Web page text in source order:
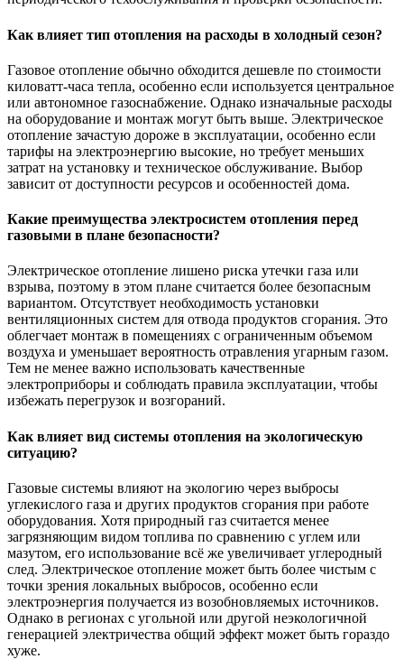
Как влияет тип отопления на расходы в холодный сезон?
Газовое отопление обычно обходится дешевле по стоимости
киловатт-часа тепла, особенно если используется центральное
или автономное газоснабжение. Однако изначальные расходы
на оборудование и монтаж могут быть выше. Электрическое
отопление зачастую дороже в эксплуатации, особенно если
тарифы на электроэнергию высокие, но требует меньших
затрат на установку и техническое обслуживание. Выбор
зависит от доступности ресурсов и особенностей дома.
Какие преимущества электросистем отопления перед
газовыми в плане безопасности?
Электрическое отопление лишено риска утечки газа или
взрыва, поэтому в этом плане считается более безопасным
вариантом. Отсутствует необходимость установки
вентиляционных систем для отвода продуктов сгорания. Это
облегчает монтаж в помещениях с ограниченным объемом
воздуха и уменьшает вероятность отравления угарным газом.
Тем не менее важно использовать качественные
электроприборы и соблюдать правила эксплуатации, чтобы
избежать перегрузок и возгораний.
Как влияет вид системы отопления на экологическую
ситуацию?
Газовые системы влияют на экологию через выбросы
углекислого газа и других продуктов сгорания при работе
оборудования. Хотя природный газ считается менее
загрязняющим видом топлива по сравнению с углем или
мазутом, его использование всё же увеличивает углеродный
след. Электрическое отопление может быть более чистым с
точки зрения локальных выбросов, особенно если
электроэнергия получается из возобновляемых источников.
Однако в регионах с угольной или другой неэкологичной
генерацией электричества общий эффект может быть гораздо
хуже.